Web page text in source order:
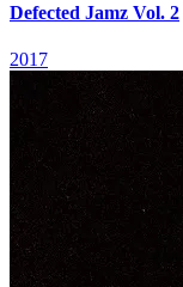
Defected Jamz Vol. 2
2017